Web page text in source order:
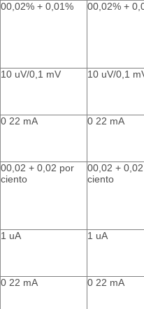
00,02% + 0,01% 00,02% +
10 uV/0,1 mV 10 uV/0,1
0 22 mA 0 22 mA
00,02 + 0,02 por
ciento
00,02 +
ciento
1 uA 1 uA
0 22 mA 0 22 mA